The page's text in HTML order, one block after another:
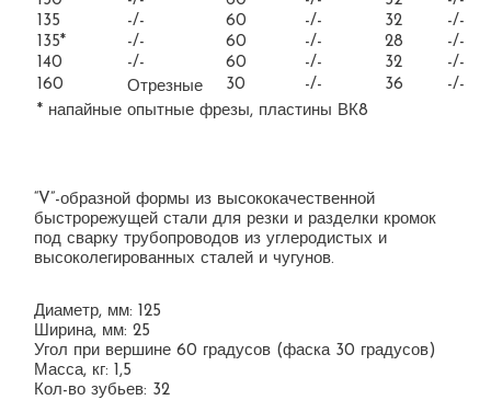
135
-/- 60 -/- 32
-/-
135*
-/- 60 -/- 28
-/-
140
-/- 60 -/- 32
-/-
160
Отрезные 30 -/- 36
-/-
* напайные опытные фрезы, пластины ВК8
“V”-образной формы из высококачественной
быстрорежущей стали для резки и разделки кромок
под сварку трубопроводов из углеродистых и
высоколегированных сталей и чугунов.
Диаметр, мм: 125
Ширина, мм: 25
Угол при вершине 60 градусов (фаска 30 градусов)
Масса, кг: 1,5
Кол-во зубьев: 32